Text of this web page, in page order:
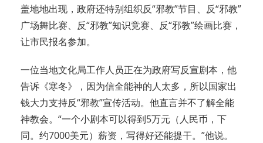
盖地地出现，政府还特别组织反“邪教”节目、反“邪教”
广场舞比赛、反“邪教”知识竞赛、反“邪教”绘画比赛，
让市民报名参加。
一位当地文化局工作人员正在为政府写反宣剧本，他
告诉《寒冬》，因为信全能神的人太多，所以国家出
钱大力支持反“邪教”宣传活动。他直言并不了解全能
神教会。“一个小剧本可以得到5万元（人民币，下
同。约7000美元）薪资，写得好还能提干。”他说。